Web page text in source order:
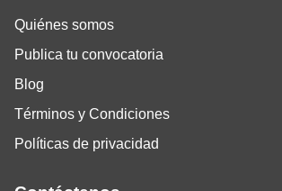
Quiénes somos
Publica tu convocatoria
Blog
Términos y Condiciones
Políticas de privacidad